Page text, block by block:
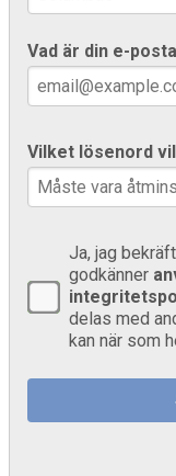
Vad är din e-
Vilket lösenord
Ja, jag
godkänner
delas med
kan när som